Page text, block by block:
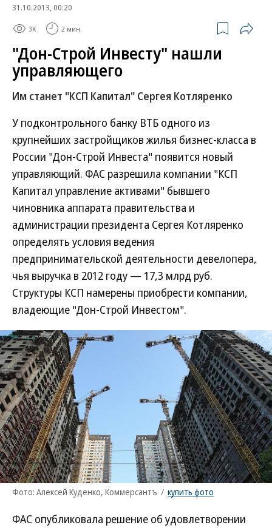
31.10.2013, 00:20
3K 2 мин.
"Дон-Строй Инвесту" нашли
управляющего
Им станет "КСП Капитал" Сергея Котляренко
У подконтрольного банку ВТБ одного из
крупнейших застройщиков жилья бизнес-класса в
России "Дон-Строй Инвеста" появится новый
управляющий. ФАС разрешила компании "КСП
Капитал управление активами" бывшего
чиновника аппарата правительства и
администрации президента Сергея Котляренко
определять условия ведения
предпринимательской деятельности девелопера,
чья выручка в 2012 году — 17,3 млрд руб.
Структуры КСП намерены приобрести компании,
владеющие "Дон-Строй Инвестом".
Фото: Алексей Куденко, Коммерсантъ / купить фото
ФАС опубликовала решение об удовлетворении